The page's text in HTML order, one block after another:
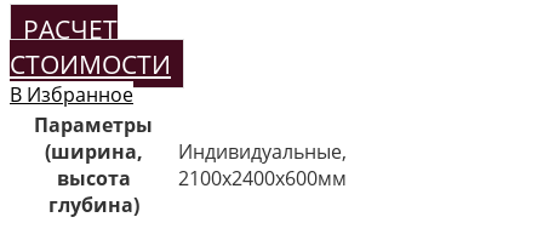
РАСЧЕТ
СТОИМОСТИ
В Избранное
Параметры
(ширина,
высота
глубина)
Индивидуальные,
2100х2400х600мм